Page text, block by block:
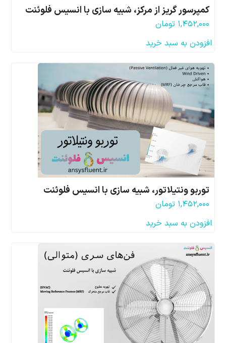
کمپرسور گریز از مرکز، شبیه سازی با انسیس فلوئنت
۱,۴۵۲,۰۰۰ تومان
افزودن به سبد خرید
توربو ونتیلاتور، شبیه سازی با انسیس فلوئنت
۱,۴۵۲,۰۰۰ تومان
افزودن به سبد خرید